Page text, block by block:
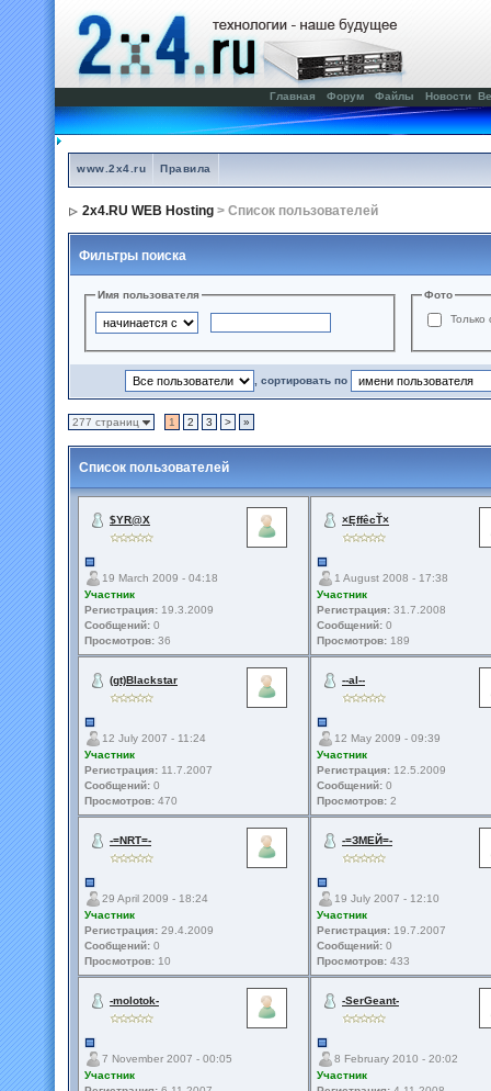
Главная Форум Файлы Новости
www.2x4.ru Правила
2x4.RU WEB Hosting > Список пользователей
Фильтры поиска
Имя пользователя
Фото
Только
, сортировать по
277 страниц 1 2 3 > »
Список пользователей
$YR@X
19 March 2009 - 04:18
Участник
Регистрация: 19.3.2009
Сообщений: 0
Просмотров: 36
×ĘffêcŤ×
1 August 2008 - 17:38
Участник
Регистрация: 31.7.2008
Сообщений: 0
Просмотров: 189
(gt)Blackstar
12 July 2007 - 11:24
Участник
Регистрация: 11.7.2007
Сообщений: 0
Просмотров: 470
--al--
12 May 2009 - 09:39
Участник
Регистрация: 12.5.2009
Сообщений: 0
Просмотров: 2
-=NRT=-
29 April 2009 - 18:24
Участник
Регистрация: 29.4.2009
Сообщений: 0
Просмотров: 10
-=ЗМЕЙ=-
19 July 2007 - 12:10
Участник
Регистрация: 19.7.2007
Сообщений: 0
Просмотров: 433
-molotok-
7 November 2007 - 00:05
Участник
-SerGeant-
8 February 2010 - 20:02
Участник